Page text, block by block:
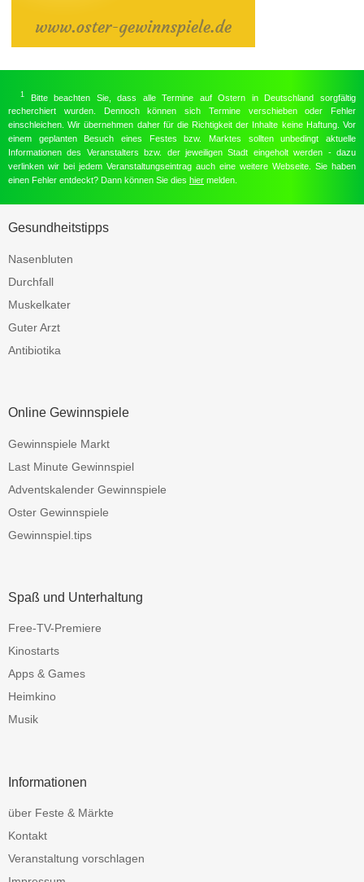
1
Bitte beachten Sie, dass alle Termine auf Ostern in Deutschland sorgfältig
recherchiert wurden. Dennoch können sich Termine verschieben oder Fehler
einschleichen. Wir übernehmen daher für die Richtigkeit der Inhalte keine Haftung. Vor
einem geplanten Besuch eines Festes bzw. Marktes sollten unbedingt aktuelle
Informationen des Veranstalters bzw. der jeweiligen Stadt eingeholt werden - dazu
verlinken wir bei jedem Veranstaltungseintrag auch eine weitere Webseite. Sie haben
einen Fehler entdeckt? Dann können Sie dies hier melden.
Gesundheitstipps
Nasenbluten
Durchfall
Muskelkater
Guter Arzt
Antibiotika
Online Gewinnspiele
Gewinnspiele Markt
Last Minute Gewinnspiel
Adventskalender Gewinnspiele
Oster Gewinnspiele
Gewinnspiel.tips
Spaß und Unterhaltung
Free-TV-Premiere
Kinostarts
Apps & Games
Heimkino
Musik
Informationen
über Feste & Märkte
Kontakt
Veranstaltung vorschlagen